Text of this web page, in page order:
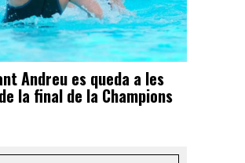
Andreu es queda a les
la final de la Champions